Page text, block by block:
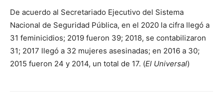
De acuerdo al Secretariado Ejecutivo del Sistema
Nacional de Seguridad Pública, en el 2020 la cifra llegó a
31 feminicidios; 2019 fueron 39; 2018, se contabilizaron
31; 2017 llegó a 32 mujeres asesinadas; en 2016 a 30;
2015 fueron 24 y 2014, un total de 17. (El Universal)